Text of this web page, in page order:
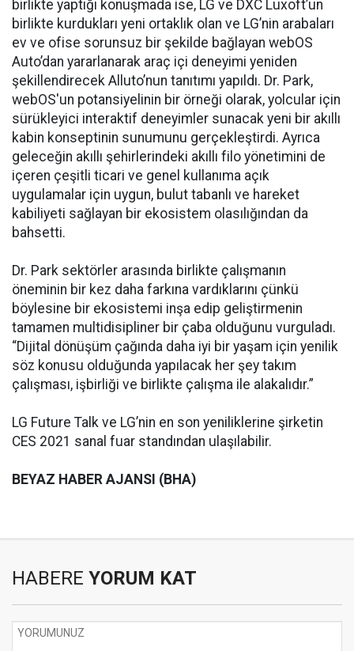
birlikte yaptığı konuşmada ise, LG ve DXC Luxoft’un
birlikte kurdukları yeni ortaklık olan ve LG’nin arabaları
ev ve ofise sorunsuz bir şekilde bağlayan webOS
Auto’dan yararlanarak araç içi deneyimi yeniden
şekillendirecek Alluto’nun tanıtımı yapıldı. Dr. Park,
webOS'un potansiyelinin bir örneği olarak, yolcular için
sürükleyici interaktif deneyimler sunacak yeni bir akıllı
kabin konseptinin sunumunu gerçekleştirdi. Ayrıca
geleceğin akıllı şehirlerindeki akıllı filo yönetimini de
içeren çeşitli ticari ve genel kullanıma açık
uygulamalar için uygun, bulut tabanlı ve hareket
kabiliyeti sağlayan bir ekosistem olasılığından da
bahsetti.
Dr. Park sektörler arasında birlikte çalışmanın
öneminin bir kez daha farkına vardıklarını çünkü
böylesine bir ekosistemi inşa edip geliştirmenin
tamamen multidisipliner bir çaba olduğunu vurguladı.
“Dijital dönüşüm çağında daha iyi bir yaşam için yenilik
söz konusu olduğunda yapılacak her şey takım
çalışması, işbirliği ve birlikte çalışma ile alakalıdır.”
LG Future Talk ve LG’nin en son yeniliklerine şirketin
CES 2021 sanal fuar standından ulaşılabilir.
BEYAZ HABER AJANSI (BHA)
HABERE YORUM KAT